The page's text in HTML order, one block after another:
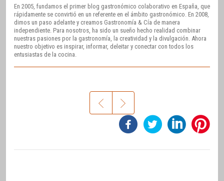
En 2005, fundamos el primer blog gastronómico colaborativo en España, que
rápidamente se convirtió en un referente en el ámbito gastronómico. En 2008,
dimos un paso adelante y creamos Gastronomía & Cía de manera
independiente. Para nosotros, ha sido un sueño hecho realidad combinar
nuestras pasiones por la gastronomía, la creatividad y la divulgación. Ahora
nuestro objetivo es inspirar, informar, deleitar y conectar con todos los
entusiastas de la cocina.